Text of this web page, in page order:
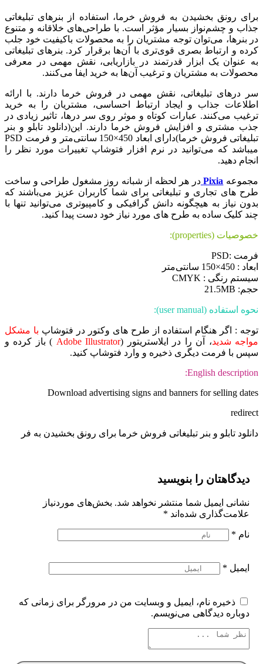
برای رونق بخشیدن به فروش خرما، استفاده از بنرهای تبلیغاتی
جذاب و چشم‌نواز بسیار مؤثر است. با طراحی‌های خلاقانه و متنوع
در بنرها، می‌توان توجه مشتریان را به محصولات باکیفیت خود جلب
کرده و ارتباط بصری قوی‌تری با آن‌ها برقرار کرد. بنرهای تبلیغاتی
به عنوان یک ابزار قدرتمند در بازاریابی، نقش مهمی در معرفی
محصولات به مشتریان و ترغیب آن‌ها به خرید ایفا می‌کنند.
سر درهای تبلیغاتی، نقش مهمی در فروش خرما دارند. با ارائه
اطلاعات جذاب و ایجاد ارتباط احساسی، مشتریان را به خرید
ترغیب می‌کنند. عبارات کوتاه و موثر روی سر درها، تاثیر زیادی در
جذب مشتری و افزایش فروش خرما دارند. این(دانلود تابلو و بنر
تبلیغاتی فروش خرما)دارای ابعاد 450×150 سانتی‌متر و فرمت PSD
میباشد که می‌توانید در نرم افزار فتوشاپ تغییرات مورد نظر را
انجام دهید.
مجموعه Pixia در هر لحظه از شبانه روز مشغول طراحی و ساخت
طرح های تجاری و تبلیغاتی برای شما کاربران عزیز می‌باشند که
بدون نیاز به هیچگونه دانش گرافیکی و کامپیوتری می‌توانید تنها با
چند کلیک ساده به طرح های مورد نیاز خود دست پیدا کنید.
خصوصیات (properties):
فرمت :PSD
ابعاد : 450×150 سانتی‌متر
سیستم رنگی : CMYK
حجم: 21.5MB
نحوه استفاده (user manual):
توجه : اگر هنگام استفاده از طرح های وکتور در فتوشاپ با مشکل
مواجه شدید، آن را در ایلاستریتور (Adobe Illustrator ) باز کرده و
سپس با فرمت دیگری ذخیره و وارد فتوشاپ کنید.
English description:
Download advertising signs and banners for selling dates
redirect
دانلود تابلو و بنر تبلیغاتی فروش خرما برای رونق بخشیدن به فر
دیدگاهتان را بنویسید
نشانی ایمیل شما منتشر نخواهد شد. بخش‌های موردنیاز
علامت‌گذاری شده‌اند *
نام *
ایمیل *
ذخیره نام، ایمیل و وبسایت من در مرورگر برای زمانی که
دوباره دیدگاهی می‌نویسم.